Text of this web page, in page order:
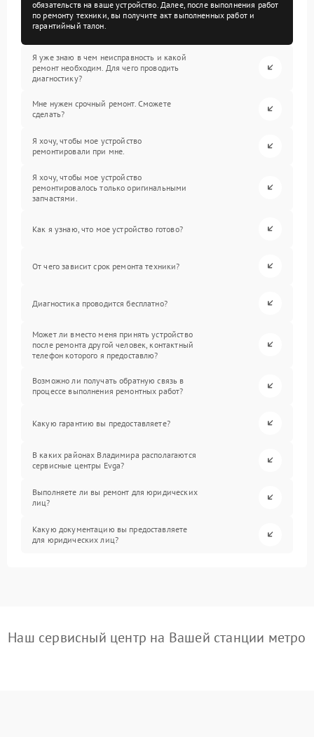
обязательств на ваше устройство. Далее, после выполнения работ
по ремонту техники, вы получите акт выполненных работ и
гарантийный талон.
Я уже знаю в чем неисправность и какой
ремонт необходим. Для чего проводить
диагностику?
Мне нужен срочный ремонт. Сможете
сделать?
Я хочу, чтобы мое устройство
ремонтировали при мне.
Я хочу, чтобы мое устройство
ремонтировалось только оригинальными
запчастями.
Как я узнаю, что мое устройство готово?
От чего зависит срок ремонта техники?
Диагностика проводится бесплатно?
Может ли вместо меня принять устройство
после ремонта другой человек, контактный
телефон которого я предоставлю?
Возможно ли получать обратную связь в
процессе выполнения ремонтных работ?
Какую гарантию вы предоставляете?
В каких районах Владимира располагаются
сервисные центры Evga?
Выполняете ли вы ремонт для юридических
лиц?
Какую документацию вы предоставляете
для юридических лиц?
Наш сервисный центр на Вашей станции метро